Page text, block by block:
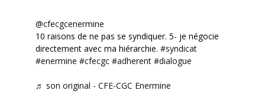
@cfecgcenermine
10 raisons de ne pas se syndiquer. 5- je négocie
directement avec ma hiérarchie. #syndicat
#enermine #cfecgc #adherent #dialogue
♬ son original - CFE-CGC Enermine